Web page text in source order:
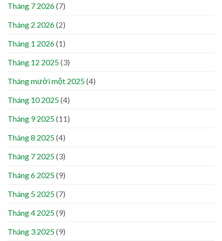
Tháng 7 2026(7)
Tháng 2 2026(2)
Tháng 1 2026(1)
Tháng 12 2025(3)
Tháng mười một 2025(4)
Tháng 10 2025(4)
Tháng 9 2025(11)
Tháng 8 2025(4)
Tháng 7 2025(3)
Tháng 6 2025(9)
Tháng 5 2025(7)
Tháng 4 2025(9)
Tháng 3 2025(9)